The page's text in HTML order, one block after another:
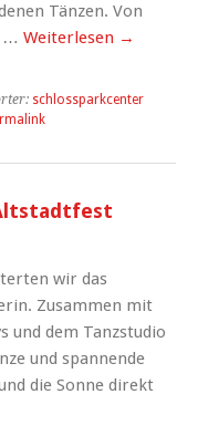
Tänzen. Von
… Weiterlesen →
schlossparkcenter
wir das
Zusammen mit
und dem Tanzstudio
und spannende
die Sonne direkt